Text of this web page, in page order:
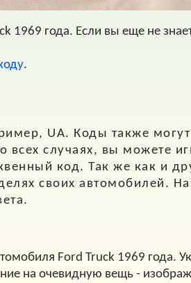
года. Если вы еще не
.
UA. Коды также
всех случаях, вы можете
код. Так же как и
своих автомобилей.
Ford Truck 1969 года.
на очевидную вещь -